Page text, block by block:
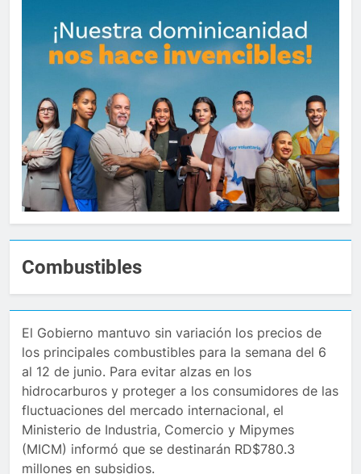
Combustibles
El Gobierno mantuvo sin variación los precios de
los principales combustibles para la semana del 6
al 12 de junio. Para evitar alzas en los
hidrocarburos y proteger a los consumidores de las
fluctuaciones del mercado internacional, el
Ministerio de Industria, Comercio y Mipymes
(MICM) informó que se destinarán RD$780.3
millones en subsidios.